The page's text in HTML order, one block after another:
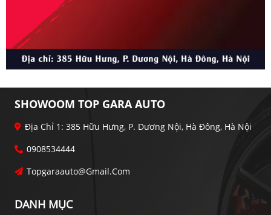
SHOWOOM TOP GARA AUTO
Địa Chỉ 1: 385 Hữu Hưng, P. Dương Nội, Hà Đông, Hà Nội
0908534444
Topgaraauto@gmail.com
DANH MỤC